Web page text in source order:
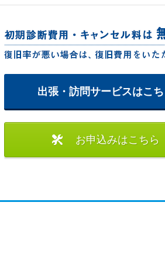
出張・訪問サービスはこ
お申込みはこちら